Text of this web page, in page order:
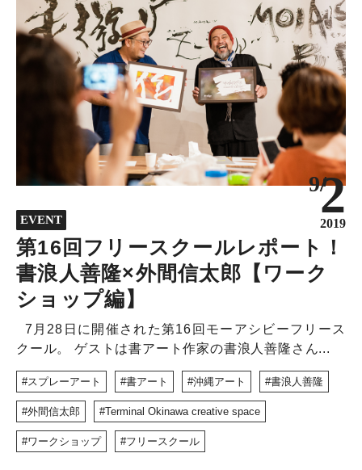
EVENT
9/2
2019
第16回フリースクールレポート！
書浪人善隆×外間信太郎【ワーク
ショップ編】
7月28日に開催された第16回モーアシビーフリース
クール。 ゲストは書アート作家の書浪人善隆さん...
スプレーアート 書アート 沖縄アート 書浪人善隆
外間信太郎 Terminal Okinawa creative space
ワークショップ フリースクール